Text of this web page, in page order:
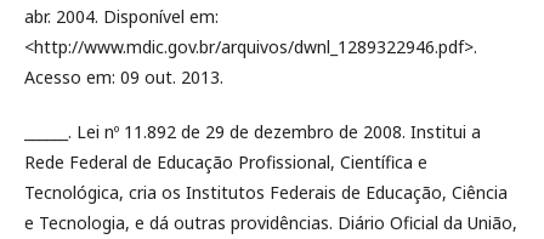
abr. 2004. Disponível em:
<http://www.mdic.gov.br/arquivos/dwnl_1289322946.pdf>.
Acesso em: 09 out. 2013.
______. Lei nº 11.892 de 29 de dezembro de 2008. Institui a
Rede Federal de Educação Profissional, Científica e
Tecnológica, cria os Institutos Federais de Educação, Ciência
e Tecnologia, e dá outras providências. Diário Oficial da União,